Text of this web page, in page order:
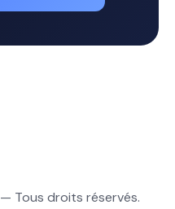
Tous droits réservés.